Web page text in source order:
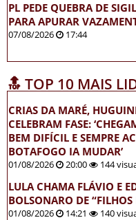
PL PEDE QUEBRA DE
PARA APURAR
07/08/2026 17:44
🔝 TOP 10 MAIS
CRIAS DA MARÉ,
CELEBRAM FASE:
BEM DIFÍCIL E SEMPRE
BOTAFOGO IA MUDAR’
01/08/2026 20:00 144
LULA CHAMA FLÁVIO E
BOLSONARO DE
01/08/2026 14:21 140